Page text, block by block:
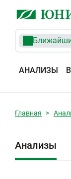
АНАЛИЗЫ
Главная
Анализы